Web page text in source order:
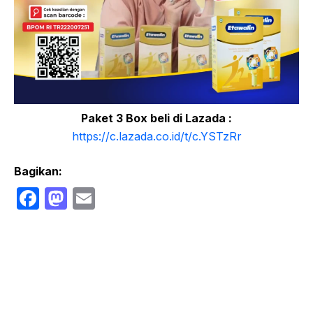
Paket 3 Box beli di Lazada :
https://c.lazada.co.id/t/c.YSTzRr
Bagikan:
F
M